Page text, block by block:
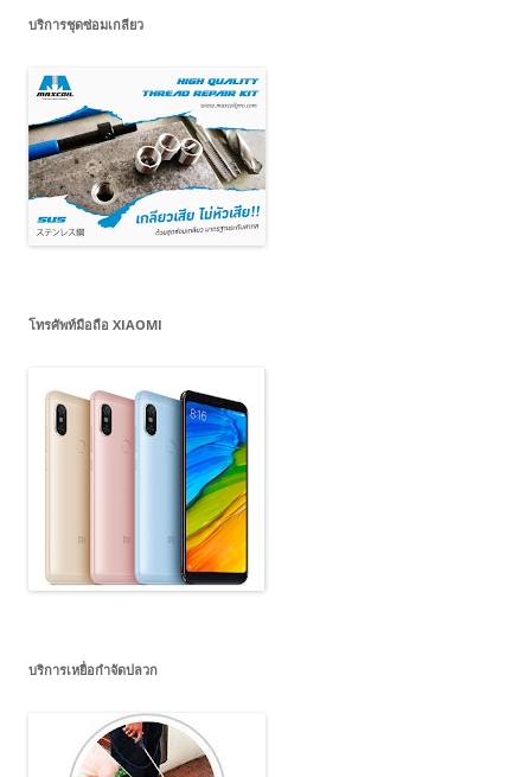
บริการชุดซ่อมเกลียว
โทรศัพท์มือถือ XIAOMI
บริการเหยื่อกำจัดปลวก